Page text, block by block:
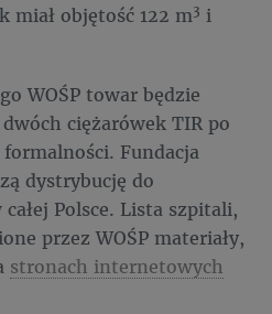
miał objętość 122 m3 i
WOŚP towar będzie
ciężarówek TIR po
Fundacja
dystrybucję do
Polsce. Lista szpitali,
przez WOŚP materiały,
stronach internetowych